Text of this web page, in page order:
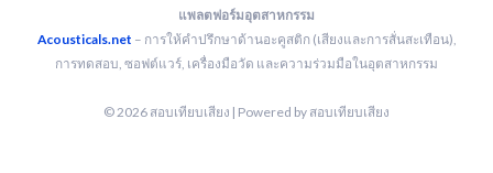
แพลตฟอร์มอุตสาหกรรม
Acousticals.net – การให้คำปรึกษาด้านอะคูสติก (เสียงและการสั่นสะเทือน),
การทดสอบ, ซอฟต์แวร์, เครื่องมือวัด และความร่วมมือในอุตสาหกรรม
© 2026 สอบเทียบเสียง | Powered by สอบเทียบเสียง